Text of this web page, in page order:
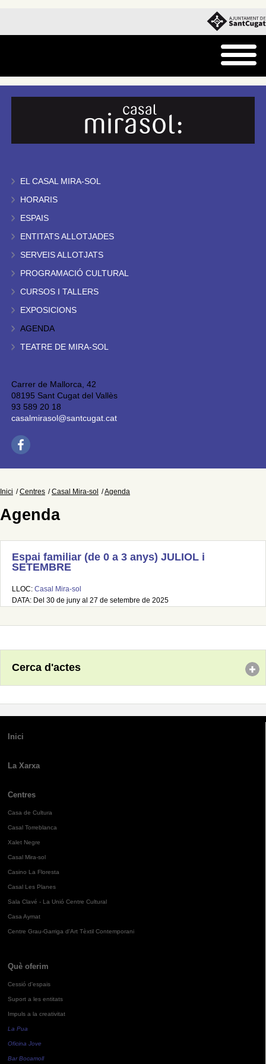
EL CASAL MIRA-SOL
HORARIS
ESPAIS
ENTITATS ALLOTJADES
SERVEIS ALLOTJATS
PROGRAMACIÓ CULTURAL
CURSOS I TALLERS
EXPOSICIONS
AGENDA
TEATRE DE MIRA-SOL
Carrer de Mallorca, 42
08195 Sant Cugat del Vallès
93 589 20 18
casalmirasol@santcugat.cat
Inici Centres Casal Mira-sol Agenda
Agenda
Espai familiar (de 0 a 3 anys) JULIOL i
SETEMBRE
LLOC: Casal Mira-sol
DATA: Del 30 de juny al 27 de setembre de 2025
Cerca d'actes
Inici
La Xarxa
Centres
Casa de Cultura
Casal Torreblanca
Xalet Negre
Casal Mira-sol
Casino La Floresta
Casal Les Planes
Sala Clavé - La Unió Centre Cultural
Casa Aymat
Centre Grau-Garriga d'Art Tèxtil Contemporani
Què oferim
Cessió d'espais
Suport a les entitats
Impuls a la creativitat
La Pua
Oficina Jove
Bar Bocamoll